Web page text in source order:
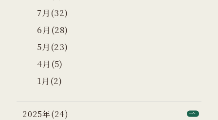
7月(32)
6月(28)
5月(23)
4月(5)
1月(2)
2025年(24)